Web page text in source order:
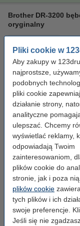
Pliki cookie w
Aby zakupy w
najprostsze,
podobnych
pliki cookie
działanie strony,
analityczne
ulepszać. Chcemy
wyświetlać reklamy,
odpowiadają Twoim
zainteresowaniom,
plików cookie do
stronie, jak i poza
plików cookie
tych plików i ich
swoje preferencje.
Jeśli się nie
Brother DR-3200
oryginalny
Zaoszczędź ponad70%
Zaoszczędź na
123drukuj zamiennik
drum czarny
169,00 zł
Porada
Radzimy Państwu,